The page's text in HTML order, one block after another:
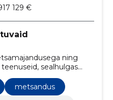
129 €
ning
sealhulgas
metsa ostu,
metsandus